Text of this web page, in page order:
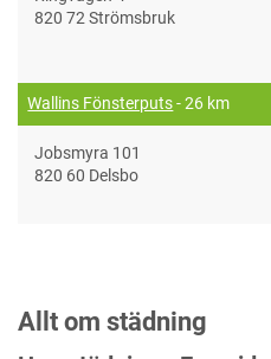
820 72 Strömsbruk
Wallins Fönsterputs- 26 km
Jobsmyra 101
820 60 Delsbo
Allt om städning